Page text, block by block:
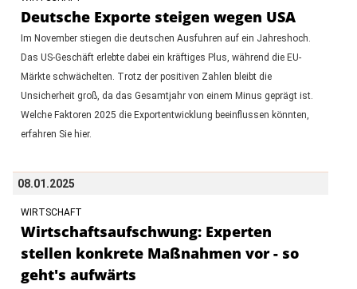
Deutsche Exporte steigen wegen USA
Im November stiegen die deutschen Ausfuhren auf ein Jahreshoch.
Das US-Geschäft erlebte dabei ein kräftiges Plus, während die EU-
Märkte schwächelten. Trotz der positiven Zahlen bleibt die
Unsicherheit groß, da das Gesamtjahr von einem Minus geprägt ist.
Welche Faktoren 2025 die Exportentwicklung beeinflussen könnten,
erfahren Sie hier.
08.01.2025
WIRTSCHAFT
Wirtschaftsaufschwung: Experten
stellen konkrete Maßnahmen vor - so
geht's aufwärts